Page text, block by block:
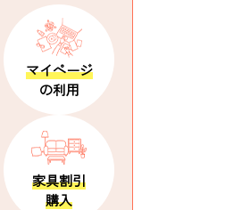
マイページ
の利用
家具割引
購入